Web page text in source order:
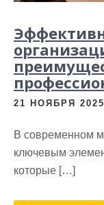
21 НОЯБРЯ 2025
В современном
ключевым
которые […]